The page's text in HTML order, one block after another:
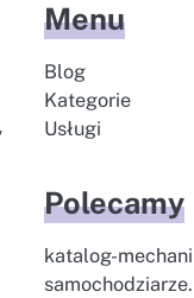
Menu
Blog
Kategorie
Usługi
Polecamy
katalog-